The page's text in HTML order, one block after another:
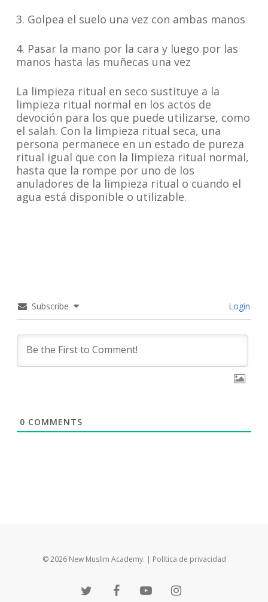
3. Golpea el suelo una vez con ambas manos
4. Pasar la mano por la cara y luego por las
manos hasta las muñecas una vez
La limpieza ritual en seco sustituye a la
limpieza ritual normal en los actos de
devoción para los que puede utilizarse, como
el salah. Con la limpieza ritual seca, una
persona permanece en un estado de pureza
ritual igual que con la limpieza ritual normal,
hasta que la rompe por uno de los
anuladores de la limpieza ritual o cuando el
agua está disponible o utilizable.
Subscribe Login
0 COMMENTS
© 2026 New Muslim Academy. | Política de privacidad
twitter facebookyoutube instagram